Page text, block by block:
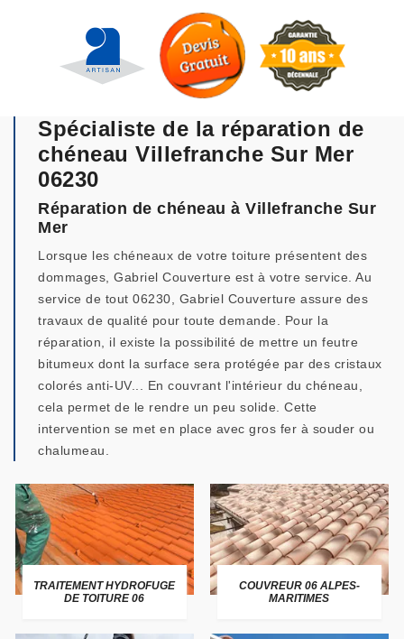
Spécialiste de la réparation de
chéneau Villefranche Sur Mer
06230
Réparation de chéneau à Villefranche Sur
Mer
Lorsque les chéneaux de votre toiture présentent des
dommages, Gabriel Couverture est à votre service. Au
service de tout 06230, Gabriel Couverture assure des
travaux de qualité pour toute demande. Pour la
réparation, il existe la possibilité de mettre un feutre
bitumeux dont la surface sera protégée par des cristaux
colorés anti-UV... En couvrant l'intérieur du chéneau,
cela permet de le rendre un peu solide. Cette
intervention se met en place avec gros fer à souder ou
chalumeau.
TRAITEMENT HYDROFUGE
DE TOITURE 06
COUVREUR 06 ALPES-
MARITIMES